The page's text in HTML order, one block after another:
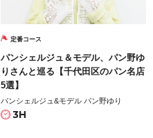
定番コース
パンシェルジュ＆モデル、パン野ゆ
りさんと巡る【千代田区のパン名店
5選】
パンシェルジュ&モデル パン野ゆり
3H